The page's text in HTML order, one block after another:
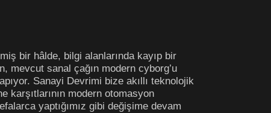
bir hâlde, bilgi alanlarında kayıp bir
mevcut sanal çağın modern cyborg’u
Sanayi Devrimi bize akıllı teknolojik
karşıtlarının modern otomasyon
yaptığımız gibi değişime devam